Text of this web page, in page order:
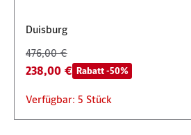
Duisburg
476,00 €
238,00 € Rabatt -50%
Verfügbar: 5 Stück